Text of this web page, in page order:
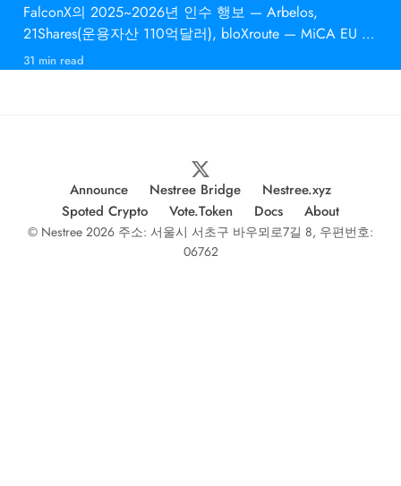
FalconX의 2025~2026년 인수 행보 — Arbelos,
21Shares(운용자산 110억달러), bloXroute — MiCA EU 승
인과 의미
31 min read
Announce Nestree Bridge
Nestree.xyz
Spoted Crypto
Vote.Token Docs About
© Nestree 2026 주소: 서울시 서초구 바우뫼로7길 8, 우편번호:
06762